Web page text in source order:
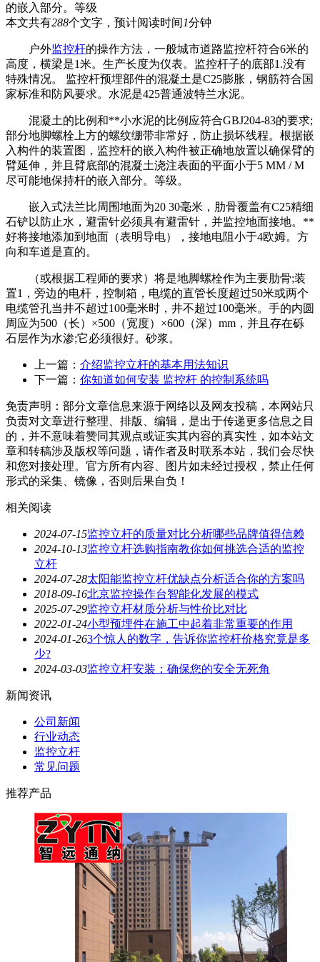
的嵌入部分。等级
本文共有288个文字，预计阅读时间 1分钟
户外监控杆的操作方法，一般城市道路监控杆符合6米的
高度，横梁是1米。生产长度为仪表。监控杆子的底部1.没有
特殊情况。 监控杆预埋部件的混凝土是C25膨胀，钢筋符合国
家标准和防风要求。水泥是425普通波特兰水泥。
混凝土的比例和**小水泥的比例应符合GBJ204-83的要求;
部分地脚螺栓上方的螺纹绷带非常好，防止损坏线程。根据嵌
入构件的装置图，监控杆的嵌入构件被正确地放置以确保臂的
臂延伸，并且臂底部的混凝土浇注表面的平面小于5 MM / M
尽可能地保持杆的嵌入部分。等级。
嵌入式法兰比周围地面为20 30毫米，肋骨覆盖有C25精细
石铲以防止水，避雷针必须具有避雷针，并监控地面接地。**
好将接地添加到地面（表明导电），接地电阻小于4欧姆。方
向和车道是直的。
（或根据工程师的要求）将是地脚螺栓作为主要肋骨;装
置1，旁边的电杆，控制箱，电缆的直管长度超过50米或两个
电缆管孔当井不超过100毫米时，井不超过100毫米。手的内圆
周应为500（长）×500（宽度）×600（深）mm，并且存在砾
石层作为水渗;它必须很好。砂浆。
上一篇： 介绍监控立杆的基本用法知识
下一篇： 你知道如何安装 监控杆 的控制系统吗
免责声明：部分文章信息来源于网络以及网友投稿，本网站只
负责对文章进行整理、排版、编辑，是出于传递更多信息之目
的，并不意味着赞同其观点或证实其内容的真实性，如本站文
章和转稿涉及版权等问题，请作者及时联系本站，我们会尽快
和您对接处理。官方所有内容、图片如未经过授权，禁止任何
形式的采集、镜像，否则后果自负！
相关阅读
2024-07-15监控立杆的质量对比分析哪些品牌值得信赖
2024-10-13监控立杆选购指南教你如何挑选合适的监控
立杆
2024-07-28太阳能监控立杆优缺点分析适合你的方案吗
2018-09-16北京监控操作台智能化发展的模式
2025-07-29监控立杆材质分析与性价比对比
2022-01-24小型预埋件在施工中起着非常重要的作用
2024-01-263个惊人的数字，告诉你监控杆价格究竟是多
少?
2024-03-03监控立杆安装：确保您的安全无死角
新闻资讯
公司新闻
行业动态
监控立杆
常见问题
推荐产品